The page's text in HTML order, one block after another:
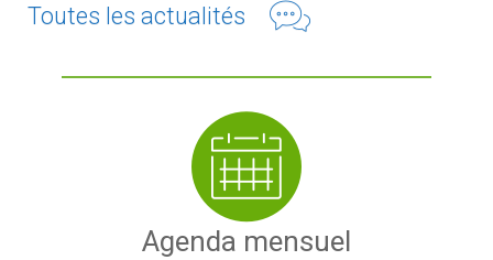
Toutes les actualités
Agenda mensuel